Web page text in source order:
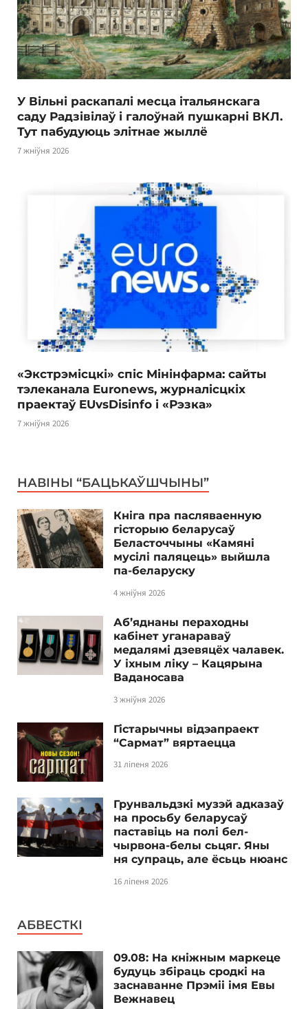
У Вільні раскапалі месца італьянскага
саду Радзівілаў і галоўнай пушкарні ВКЛ.
Тут пабудуюць элітнае жыллё
7 жніўня 2026
«Экстрэмісцкі» спіс Мінінфарма: сайты
тэлеканала Euronews, журналісцкіх
праектаў EUvsDisinfo і «Рэзка»
7 жніўня 2026
НАВІНЫ “БАЦЬКАЎШЧЫНЫ”
Кніга пра пасляваенную
гісторыю беларусаў
Беласточчыны «Камяні
мусілі паляцець» выйшла
па-беларуску
4 жніўня 2026
Аб’яднаны пераходны
кабінет уганараваў
медалямі дзевяцёх чалавек.
У іхным ліку – Кацярына
Ваданосава
3 жніўня 2026
Гістарычны відэапраект
“Сармат” вяртаецца
31 ліпеня 2026
Грунвальдзкі музэй адказаў
на просьбу беларусаў
паставіць на полі бел-
чырвона-белы сьцяг. Яны
ня супраць, але ёсьць нюанс
16 ліпеня 2026
АБВЕСТКІ
09.08: На кніжным маркеце
будуць збіраць сродкі на
заснаванне Прэміі імя Евы
Вежнавец